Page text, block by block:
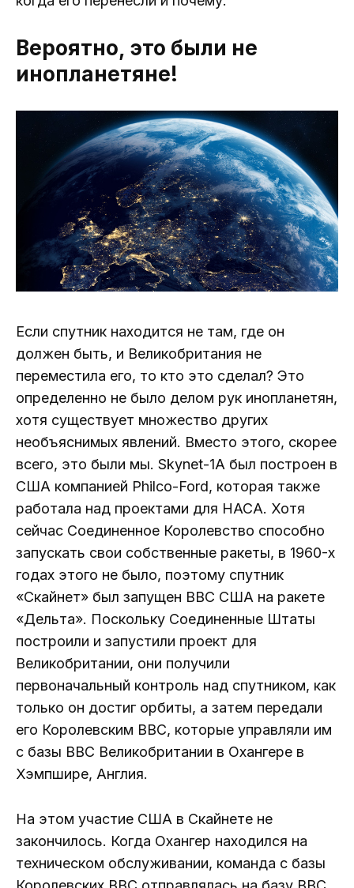
Вероятно, это были не
инопланетяне!
Если спутник находится не там, где он
должен быть, и Великобритания не
переместила его, то кто это сделал? Это
определенно не было делом рук инопланетян,
хотя существует множество других
необъяснимых явлений. Вместо этого, скорее
всего, это были мы. Skynet-1A был построен в
США компанией Philco-Ford, которая также
работала над проектами для НАСА. Хотя
сейчас Соединенное Королевство способно
запускать свои собственные ракеты, в 1960-х
годах этого не было, поэтому спутник
«Скайнет» был запущен ВВС США на ракете
«Дельта». Поскольку Соединенные Штаты
построили и запустили проект для
Великобритании, они получили
первоначальный контроль над спутником, как
только он достиг орбиты, а затем передали
его Королевским ВВС, которые управляли им
с базы ВВС Великобритании в Охангере в
Хэмпшире, Англия.
На этом участие США в Скайнете не
закончилось. Когда Охангер находился на
техническом обслуживании, команда с базы